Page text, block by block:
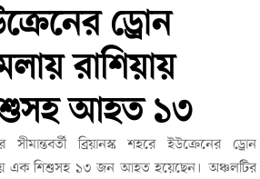
ড্রোন
রাশিয়ায়
আহত ১৩
সীমান্তবর্তী ব্রিয়ানস্ক শহরে ইউক্রেনের ড্রোন
এক শিশুসহ ১৩ জন আহত হয়েছেন। অঞ্চলটির